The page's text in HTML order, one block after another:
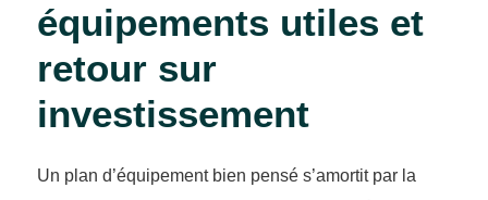
équipements utiles et
retour sur
investissement
Un plan d’équipement bien pensé s’amortit par la